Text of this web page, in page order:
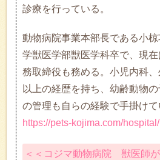
診療を行っている。
動物病院事業本部長である小
学獣医学部獣医学科卒で、現
務取締役も務める。小児内科
以上の経歴を持ち、幼齢動物
の管理も自らの経験で手掛けて
https://pets-kojima.com/hospital/
＜＜コジマ動物病院 獣医師